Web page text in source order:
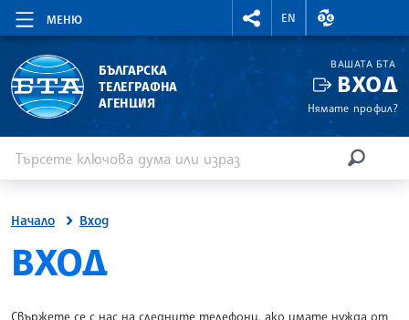
МЕНЮ
RIGHTMENU.SOCIAL
EN
ВАЛУТНИ
БЪЛГАРСКА
ТЕЛЕГРАФНА
АГЕНЦИЯ
ВАШАТА БТА
ВХОД
Нямате профил?
Начало Вход
SITE.BTA
ВХОД
Свържете се с нас на следните телефони, ако имате нужда от